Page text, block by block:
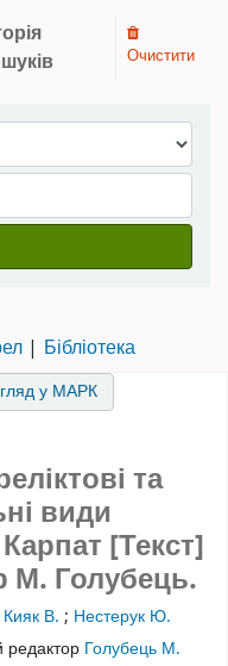
каталог
Очистити
Бібліотека
у МАРК
та
види
[Текст]
М. Голубець.
Кияк В. ; Нестерук Ю.
редактор Голубець М.